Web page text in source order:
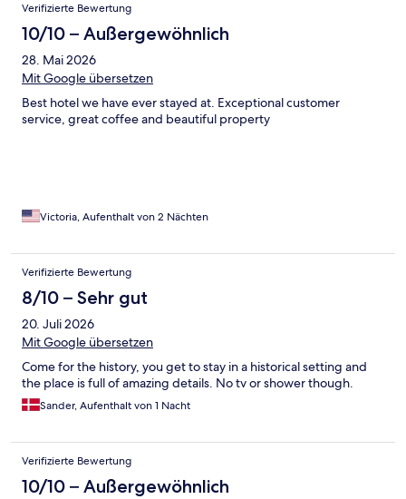
Verifizierte Bewertung
10/10 – Außergewöhnlich
28. Mai 2026
Mit Google übersetzen
Best hotel we have ever stayed at. Exceptional customer
service, great coffee and beautiful property
Victoria, Aufenthalt von 2 Nächten
Verifizierte Bewertung
8/10 – Sehr gut
20. Juli 2026
Mit Google übersetzen
Come for the history, you get to stay in a historical setting and
the place is full of amazing details. No tv or shower though.
Sander, Aufenthalt von 1 Nacht
Verifizierte Bewertung
10/10 – Außergewöhnlich